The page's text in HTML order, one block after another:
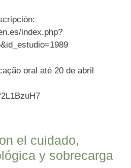
index.php?
oral até 20 de abril
el cuidado,
y sobrecarga